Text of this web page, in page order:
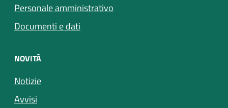
Personale amministrativo
Documenti e dati
NOVITÀ
Notizie
Avvisi